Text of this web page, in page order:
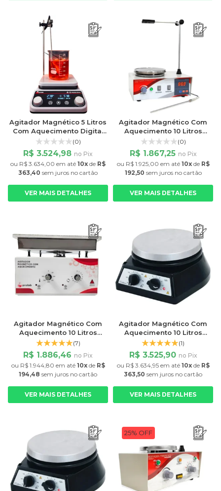
Agitador Magnético 5 Litros
Com Aquecimento Digital
Timer PRO-5000HP Prolab
(0)
R$ 3.524,98 no Pix
ou R$ 3.634,00 em até 10x de R$
363,40 sem juros no cartão
VER MAIS DETALHES
Agitador Magnético Com
Aquecimento 10 Litros
Digital Plataforma 12,5cm
2400rpm
(0)
R$ 1.867,25 no Pix
ou R$ 1.925,00 em até 10xde R$
192,50 sem jurosno cartão
VER MAIS DETALHES
Agitador Magnético Com
Aquecimento 10 Litros
Plataforma 17x17cm
3000rpm
(7)
R$ 1.886,46 no Pix
ou R$ 1.944,80 em até 10xde R$
194,48 sem juros no cartão
VER MAIS DETALHES
Agitador Magnético Com
Aquecimento 10 Litros
Plataforma 18 cm 1800rpm
Fisatom
(1)
R$ 3.525,90 no Pix
ou R$ 3.634,95em até 10xde R$
363,50 sem juros no cartão
VER MAIS DETALHES
25% OFF